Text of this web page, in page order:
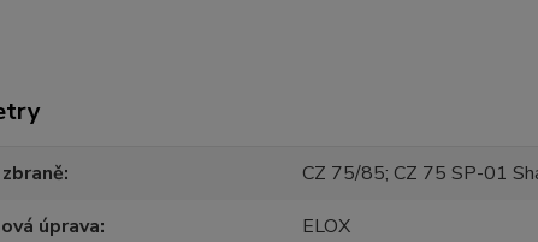
CZ 75/85; CZ 75 SP-01
úprava
ELOX